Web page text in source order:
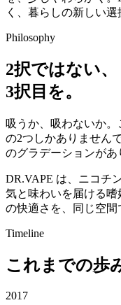
く、暮らしの新しい選
Philosophy
2択ではない、
3択目 を。
吸うか、吸わないか
の2つしかありません
のグラデーションがあ
DR.VAPE は、ニコチ
気と味わいを届ける嗜
の快適さを、同じ空間
Timeline
これまでの歩
2017